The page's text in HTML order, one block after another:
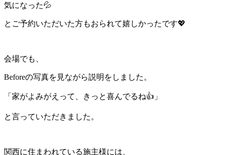
気になった💦
とご予約いただいた方もおられて嬉しかったです💖
会場でも、
Beforeの写真を見ながら説明をしました。
「家がよみがえって、きっと喜んでるね👍」
と言っていただきました。
関西に住まわれている施主様には、